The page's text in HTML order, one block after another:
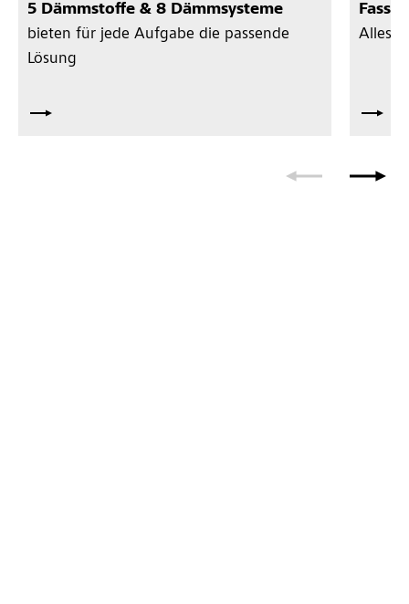
5 Dämmstoffe & 8 Dämmsysteme
bieten für jede Aufgabe die passende
Lösung
Alles